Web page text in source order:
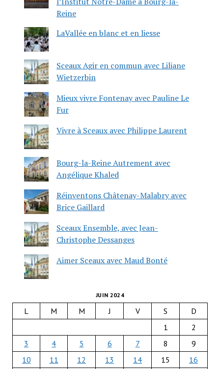
Reine
LaVallée en blanc et en liesse
Sceaux Agir en commun avec Liliane
Wietzerbin
Mieux vivre Fontenay avec Pauline Le
Fur
Vivre à Sceaux avec Philippe Laurent
Bourg-la-Reine Autrement avec
Angélique Khaled
Réinventons Châtenay-Malabry avec
Brice Gaillard
Sceaux Ensemble, avec Jean-
Christophe Dessanges
Aimer Sceaux avec Maud Bonté
JUIN 2024
L M M J V S
D
1
2
3
4 5 6 7 8
9
10
11 12 13 14 15 16